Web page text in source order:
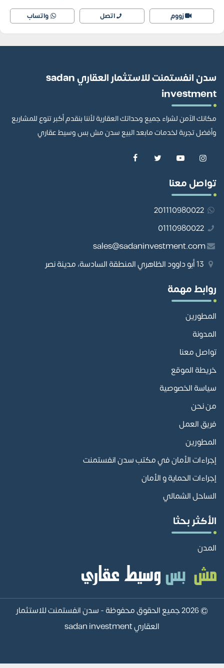
زووم اتصل واتساب
سدن انفستمنت للاستثمار العقاري sadan
investment
مكانك الآمن لشراء جميع وحداتك العقارية لأننا بنقدم أكبر تنوع للمشاريع
وأفضل تجربة لخدمات مابعد البيع سدن مش بس وسيط عقاري
تواصل معنا
201110980022
01110980022
sales@sadaninvestment.com
روابط مهمة
المطورين
المدونة
تواصل معنا
خريطة الموقع
سياسة الخصوصية
من نحن
فريق العمل
المطورين
إجراءات الأمان في مكتب سدن انفستمنت
إجراءات الحماية و الأمان
الساحل الشمالي
الأكثر بحثا
المدن
© 2026 جميع الحقوق محفوظة -
سدن انفستمنت للاستثمار
العقاري sadan investment